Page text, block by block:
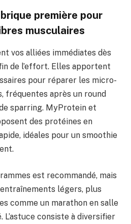
première pour
musculaires
vos alliées immédiates dès
de l’effort. Elles apportent
pour réparer les micro-
fréquentes après un round
sparring. MyProtein et
des protéines en
idéales pour un smoothie
est recommandé, mais
légers, plus
comme un marathon en salle
consiste à diversifier